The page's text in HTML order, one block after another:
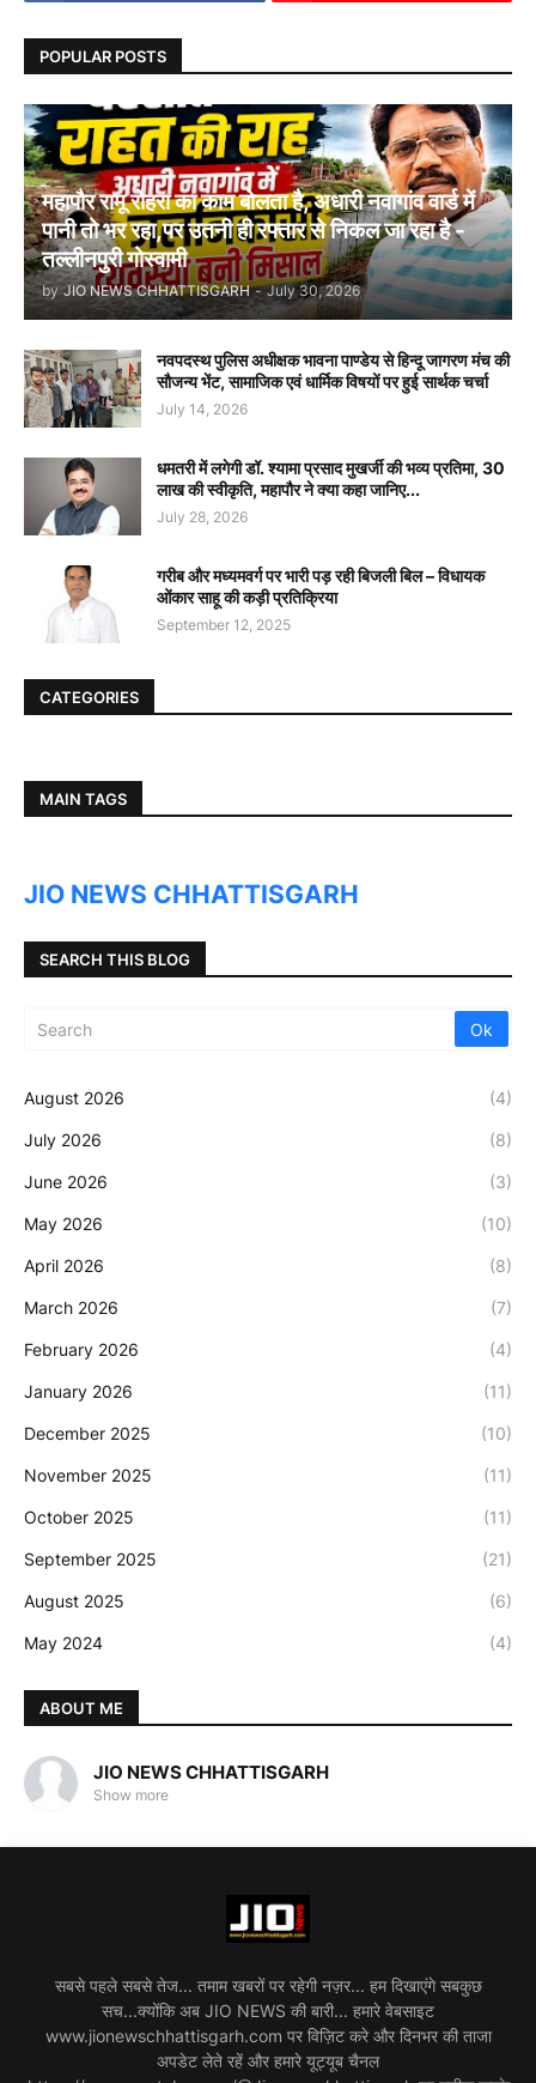
POPULAR POSTS
महापौर रामू रोहरा का काम बोलता है, अधारी नवागांव वार्ड में
पानी तो भर रहा,पर उतनी ही रफ्तार से निकल जा रहा है -
तल्लीनपुरी गोस्वामी
by JIO NEWS CHHATTISGARH - July 30, 2026
नवपदस्थ पुलिस अधीक्षक भावना पाण्डेय से हिन्दू जागरण मंच की
सौजन्य भेंट, सामाजिक एवं धार्मिक विषयों पर हुई सार्थक चर्चा
July 14, 2026
धमतरी में लगेगी डॉ. श्यामा प्रसाद मुखर्जी की भव्य प्रतिमा, 30
लाख की स्वीकृति, महापौर ने क्या कहा जानिए...
July 28, 2026
गरीब और मध्यमवर्ग पर भारी पड़ रही बिजली बिल – विधायक
ओंकार साहू की कड़ी प्रतिक्रिया
September 12, 2025
CATEGORIES
MAIN TAGS
JIO NEWS CHHATTISGARH
SEARCH THIS BLOG
August 2026 (4)
July 2026 (8)
June 2026 (3)
May 2026 (10)
April 2026 (8)
March 2026 (7)
February 2026 (4)
January 2026 (11)
December 2025 (10)
November 2025 (11)
October 2025 (11)
September 2025 (21)
August 2025 (6)
May 2024 (4)
ABOUT ME
JIO NEWS CHHATTISGARH
Show more
सबसे पहले सबसे तेज... तमाम खबरों पर रहेगी नज़र... हम दिखाएंगे सबकुछ
सच...क्योंकि अब JIO NEWS की बारी... हमारे वेबसाइट
www.jionewschhattisgarh.com पर विज़िट करे और दिनभर की ताजा
अपडेट लेते रहें और हमारे यूट्यूब चैनल